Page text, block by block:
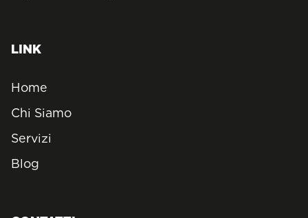
LINK
Home
Chi Siamo
Servizi
Blog